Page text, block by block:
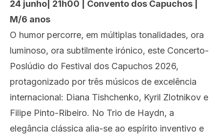
24 junho| 21h00 | Convento dos Capuchos |
M/6 anos
O humor percorre, em múltiplas tonalidades, ora
luminoso, ora subtilmente irónico, este Concerto-
Poslúdio do Festival dos Capuchos 2026,
protagonizado por três músicos de excelência
internacional: Diana Tishchenko, Kyril Zlotnikov e
Filipe Pinto-Ribeiro. No Trio de Haydn, a
elegância clássica alia-se ao espírito inventivo e